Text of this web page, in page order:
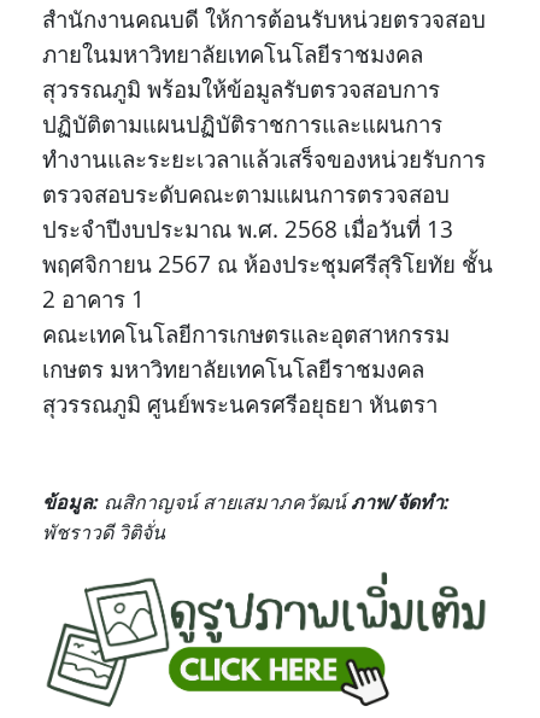
สำนักงานคณบดี ให้การต้อนรับหน่วยตรวจสอบ
ภายในมหาวิทยาลัยเทคโนโลยีราชมงคล
สุวรรณภูมิ พร้อมให้ข้อมูลรับตรวจสอบการ
ปฏิบัติตามแผนปฏิบัติราชการและแผนการ
ทำงานและระยะเวลาแล้วเสร็จของหน่วยรับการ
ตรวจสอบระดับคณะตามแผนการตรวจสอบ
ประจำปีงบประมาณ พ.ศ. 2568 เมื่อวันที่ 13
พฤศจิกายน 2567 ณ ห้องประชุมศรีสุริโยทัย ชั้น
2 อาคาร 1
คณะเทคโนโลยีการเกษตรและอุตสาหกรรม
เกษตร มหาวิทยาลัยเทคโนโลยีราชมงคล
สุวรรณภูมิ ศูนย์พระนครศรีอยุธยา หันตรา
ข้อมูล: ณสิกาญจน์ สายเสมาภควัฒน์ภาพ/จัดทำ:
พัชราวดี วิติจั่น